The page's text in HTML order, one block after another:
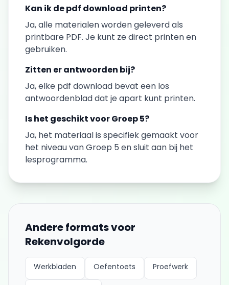
Kan ik depdf download printen?
Ja, alle materialen worden geleverd als
printbare PDF. Je kunt ze direct printen en
gebruiken.
Zitten er antwoorden bij?
Ja, elke pdf download bevat een los
antwoordenblad dat je apart kunt printen.
Is het geschikt voorGroep 5?
Ja, het materiaal is specifiek gemaakt voor
het niveau vanGroep 5 en sluit aan bij het
lesprogramma.
Andere formats voor
Rekenvolgorde
Werkbladen Oefentoets Proefwerk